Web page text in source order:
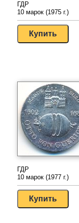
ГДР
10 марок (1975 г.)
ГДР
10 марок (1977 г.)